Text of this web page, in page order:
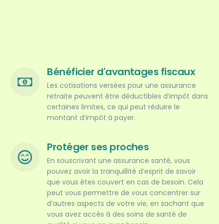
Bénéficier d'avantages fiscaux
Les cotisations versées pour une assurance
retraite peuvent être déductibles d’impôt dans
certaines limites, ce qui peut réduire le
montant d’impôt à payer.
Protéger ses proches
En souscrivant une assurance santé, vous
pouvez avoir la tranquillité d’esprit de savoir
que vous êtes couvert en cas de besoin. Cela
peut vous permettre de vous concentrer sur
d’autres aspects de votre vie, en sachant que
vous avez accès à des soins de santé de